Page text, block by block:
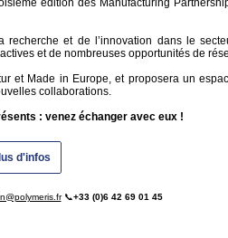
édition des Manufacturing
et de l’innovation dans le
et de nombreuses opportunités de
et Made in Europe, et proposera un
collaborations.
: venez échanger avec eux !
d'infos
📞+33 (0)6 42 69 01 45